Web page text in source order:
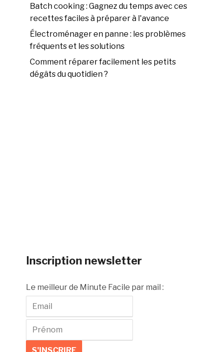
Batch cooking : Gagnez du temps avec ces
recettes faciles à préparer à l'avance
Électroménager en panne : les problèmes
fréquents et les solutions
Comment réparer facilement les petits
dégâts du quotidien ?
Inscription newsletter
Le meilleur de Minute Facile par mail :